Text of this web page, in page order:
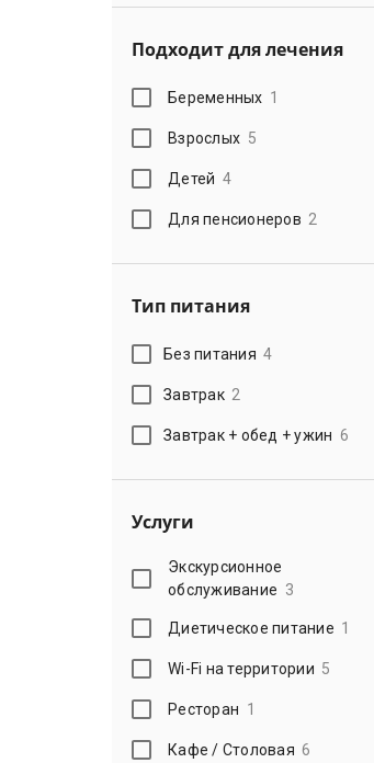
Подходит для лечения
Беременных 1
Взрослых 5
Детей 4
Для пенсионеров 2
Тип питания
Без питания 4
Завтрак 2
Завтрак + обед + ужин 6
Услуги
Экскурсионное
обслуживание 3
Диетическое питание 1
Wi-Fi на территории 5
Ресторан 1
Кафе / Столовая 6